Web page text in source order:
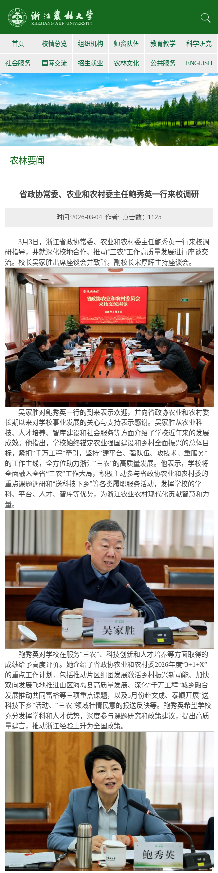
首页 校情总览 组织机构 师资队伍 教育教学 科学研究
社会服务 国际交流 招生就业 农林文化 公共服务 ENGLISH
农林要闻
省政协常委、农业和农村委主任鲍秀英一行来校调研
时间:2026-03-04 作者: 点击数： 1125
3月3日，浙江省政协常委、农业和农村委主任鲍秀英一行来校调
研指导，并就深化校地合作、推动“三农”工作高质量发展进行座谈交
流。校长吴家胜出席座谈会并致辞。副校长宋厚辉主持座谈会。
吴家胜对鲍秀英一行的到来表示欢迎，并向省政协农业和农村委
长期以来对学校事业发展的关心与支持表示感谢。吴家胜从农业科
技、人才培养、智库建设和社会服务等方面介绍了学校近年来的发展
成效。他指出，学校始终锚定农业强国建设和乡村全面振兴的总体目
标，紧扣“千万工程”牵引，坚持“建平台、强队伍、攻技术、重服务”
的工作主线，全方位助力浙江“三农”的高质量发展。他表示，学校将
全面融入全省“三农”工作大局，积极主动参与省政协农业和农村委的
重点课题调研和“送科技下乡”等各类履职服务活动，发挥学校的学
科、平台、人才、智库等优势，为浙江农业农村现代化贡献智慧和力
量。
鲍秀英对学校在服务“三农”、科技创新和人才培养等方面取得的
成绩给予高度评价。她介绍了省政协农业和农村委2026年度“3+1+X”
的重点工作计划，包括推动片区组团发展激活乡村振兴新动能、加快
双向发展飞地推进山区海岛县高质量发展、深化“千万工程”城乡融合
发展推动共同富裕等三项重点课题，以及5月份赴文成、泰顺开展“送
科技下乡”活动、“三农”领域社情民意的报送反映等。鲍秀英希望学校
充分发挥学科和人才优势，深度参与课题研究和政策建议，提出高质
量建言，推动浙江经验上升为全国政策。